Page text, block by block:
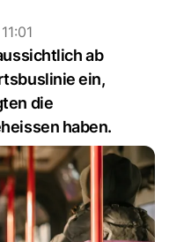
ab
ein,
die
haben.